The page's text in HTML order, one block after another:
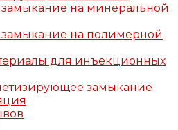
на минеральной
на полимерной
для инъекционных
замыкание